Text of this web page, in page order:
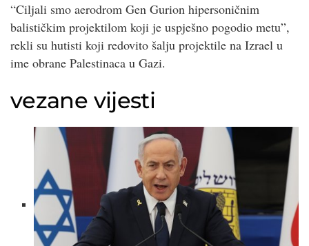
“Ciljali smo aerodrom Gen Gurion hipersoničnim
balističkim projektilom koji je uspješno pogodio metu”,
rekli su hutisti koji redovito šalju projektile na Izrael u
ime obrane Palestinaca u Gazi.
vezane vijesti